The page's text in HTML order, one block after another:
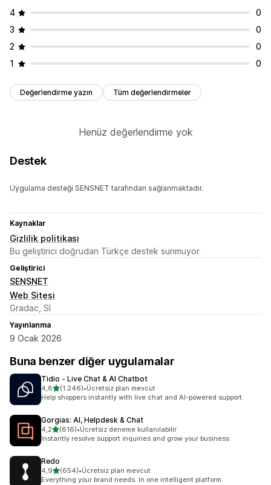
4
0
3
0
2
0
1
0
Değerlendirme yazın Tüm değerlendirmeler
Henüz değerlendirme yok
Destek
Uygulama desteği SENSNET tarafından sağlanmaktadır.
Kaynaklar
Gizlilik politikası
Bu geliştirici doğrudan Türkçe destek sunmuyor.
Geliştirici
SENSNET
Web Sitesi
Gradac, SI
Yayınlanma
9 Ocak 2026
Buna benzer diğer uygulamalar
Tidio ‑ Live Chat & AI Chatbot
4,85 yıldız üzerinden
(1.246)
toplam 1246 değerlendirme
•Ücretsiz plan mevcut
Help shoppers instantly with live chat and AI-powered support.
Gorgias: AI, Helpdesk & Chat
4,25 yıldız üzerinden
(616)
toplam 616 değerlendirme
•Ücretsiz deneme kullanılabilir
Instantly resolve support inquiries and grow your business.
Redo
4,95 yıldız üzerinden
(654)
toplam 654 değerlendirme
•Ücretsiz plan mevcut
Everything your brand needs. In one intelligent platform.